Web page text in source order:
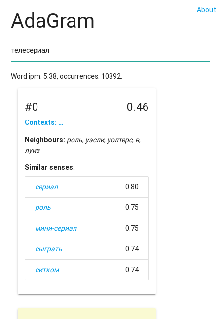
About
AdaGram
Word ipm: 5.38, occurrences: 10892.
#0 0.46
Contexts: …
Neighbours: роль, уэсли, уолтерс, в,
луиз
Similar senses:
сериал 0.80
роль 0.75
мини-сериал 0.75
сыграть 0.74
ситком 0.74